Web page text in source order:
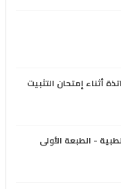
أثناء إمتحان التثبيت
- الطبعة الأولى